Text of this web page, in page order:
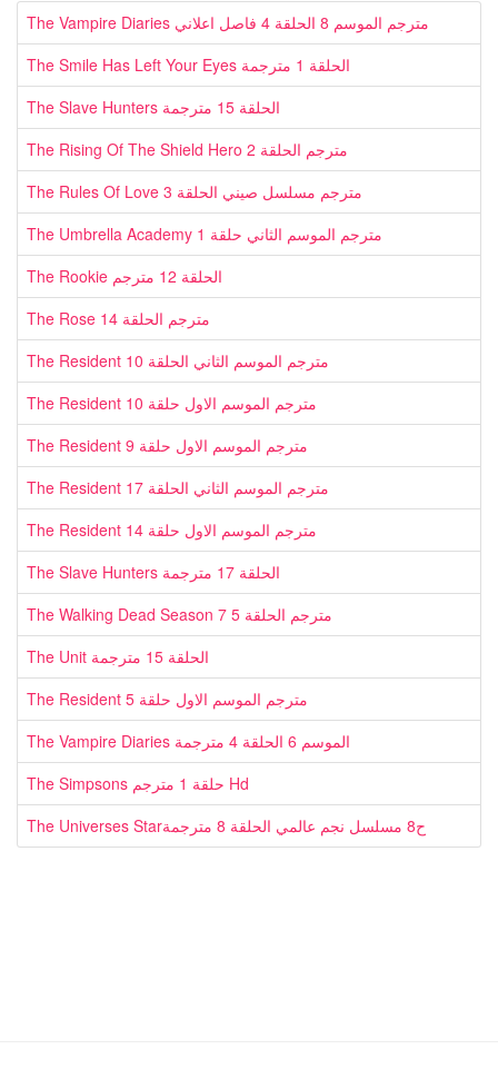
The Vampire Diaries مترجم الموسم 8 الحلقة 4 فاصل اعلاني
The Smile Has Left Your Eyes الحلقة 1 مترجمة
The Slave Hunters الحلقة 15 مترجمة
The Rising Of The Shield Hero مترجم الحلقة 2
The Rules Of Love مترجم مسلسل صيني الحلقة 3
The Umbrella Academy مترجم الموسم الثاني حلقة 1
The Rookie الحلقة 12 مترجم
The Rose مترجم الحلقة 14
The Resident مترجم الموسم الثاني الحلقة 10
The Resident مترجم الموسم الاول حلقة 10
The Resident مترجم الموسم الاول حلقة 9
The Resident مترجم الموسم الثاني الحلقة 17
The Resident مترجم الموسم الاول حلقة 14
The Slave Hunters الحلقة 17 مترجمة
The Walking Dead Season 7 مترجم الحلقة 5
The Unit الحلقة 15 مترجمة
The Resident مترجم الموسم الاول حلقة 5
The Vampire Diaries الموسم 6 الحلقة 4 مترجمة
The Simpsons حلقة 1 مترجم Hd
The Universes Starح8 مسلسل نجم عالمي الحلقة 8 مترجمة